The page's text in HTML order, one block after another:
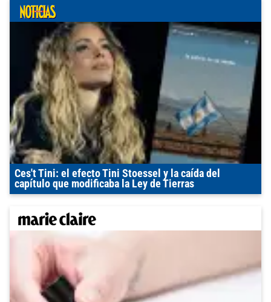
Ces't Tini: el efecto Tini Stoessel y la caída del
capítulo que modificaba la Ley de Tierras